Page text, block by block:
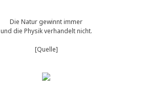
Die Natur gewinnt immer
und die Physik verhandelt nicht.
[Quelle]